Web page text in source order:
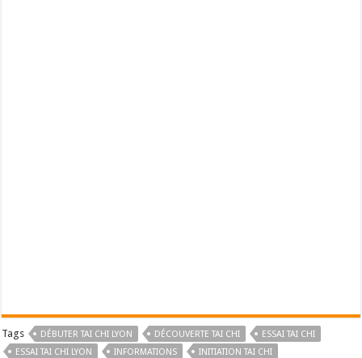
Tags DÉBUTER TAI CHI LYON DÉCOUVERTE TAI CHI
ESSAI TAI CHI
ESSAI TAI CHI LYON
INFORMATIONS
INITIATION TAI CHI